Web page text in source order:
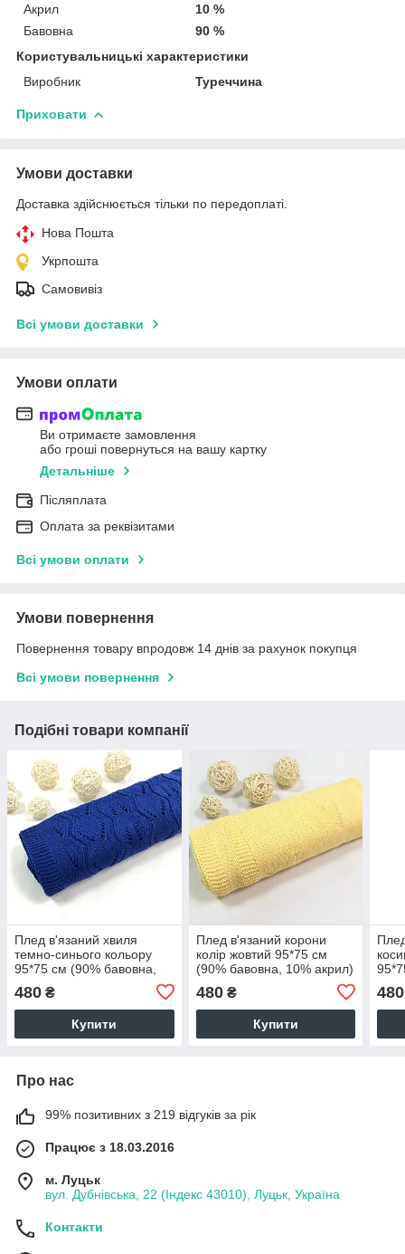
Акрил
10 %
Бавовна
90 %
Користувальницькі характеристики
Виробник
Туреччина
Приховати
Умови доставки
Доставка здійснюється тільки по передоплаті.
Нова Пошта
Укрпошта
Самовивіз
Всі умови доставки
Умови оплати
Ви отримаєте замовлення
або гроші повернуться на вашу картку
Детальніше
Післяплата
Оплата за реквізитами
Всі умови оплати
Умови повернення
Повернення товару впродовж 14 днів за рахунок покупця
Всі умови повернення
Подібні товари компанії
Плед в'язаний хвиля
темно-синього кольору
95*75 см (90% бавовна,
480 ₴
Купити
Плед в'язаний корони
колір жовтий 95*75 см
(90% бавовна, 10% акрил)
480₴
Купити
480
Про нас
99% позитивних з 219 відгуків за рік
Працює з 18.03.2016
м. Луцьк
вул. Дубнівська, 22 (Індекс 43010), Луцьк, Україна
Контакти